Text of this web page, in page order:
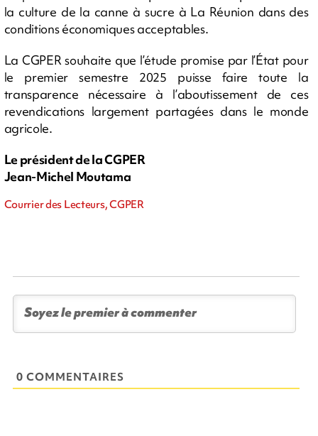
la culture de la canne à sucre à La Réunion dans des
conditions économiques acceptables.
La CGPER souhaite que l’étude promise par l’État pour
le premier semestre 2025 puisse faire toute la
transparence nécessaire à l’aboutissement de ces
revendications largement partagées dans le monde
agricole.
Le président de la CGPER
Jean-Michel Moutama
Courrier des Lecteurs, CGPER
0 COMMENTAIRES